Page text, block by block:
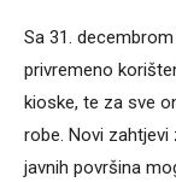
Sa 31.
privremeno
kioske, te za sve
robe. Novi
javnih površina